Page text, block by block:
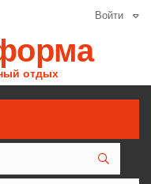
Войти
отдых